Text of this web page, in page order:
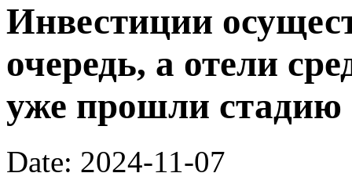
Инвестиции
очередь, а отели
уже прошли стадию
Date: 2024-11-07